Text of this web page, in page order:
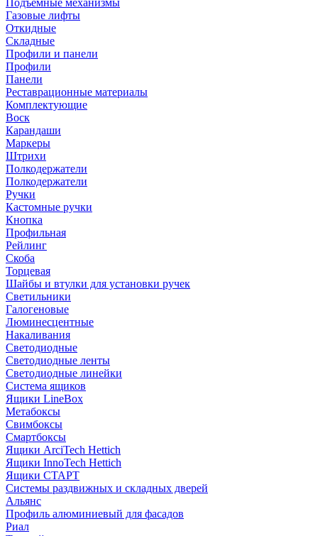
Подъемные механизмы
Газовые лифты
Откидные
Складные
Профили и панели
Профили
Панели
Реставрационные материалы
Комплектующие
Воск
Карандаши
Маркеры
Штрихи
Полкодержатели
Полкодержатели
Ручки
Кастомные ручки
Кнопка
Профильная
Рейлинг
Скоба
Торцевая
Шайбы и втулки для установки ручек
Светильники
Галогеновые
Люминесцентные
Накаливания
Светодиодные
Светодиодные ленты
Светодиодные линейки
Система ящиков
Ящики LineBox
Метабоксы
Свимбоксы
Смартбоксы
Ящики ArciTech Hettich
Ящики InnoTech Hettich
Ящики СТАРТ
Системы раздвижных и складных дверей
Альянс
Профиль алюминиевый для фасадов
Риал